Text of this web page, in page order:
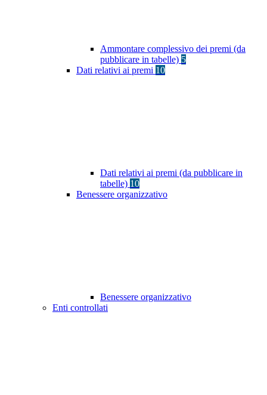
Ammontare complessivo dei premi (da
pubblicare in tabelle) 5
Dati relativi ai premi 10
Dati relativi ai premi (da pubblicare in
tabelle) 10
Benessere organizzativo
Benessere organizzativo
Enti controllati